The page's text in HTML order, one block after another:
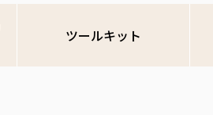
ツールキット